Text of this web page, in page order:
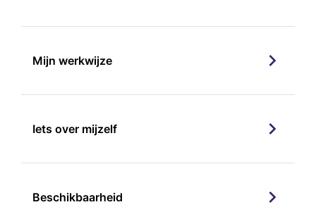
Mijn werkwijze
Iets over mijzelf
Beschikbaarheid